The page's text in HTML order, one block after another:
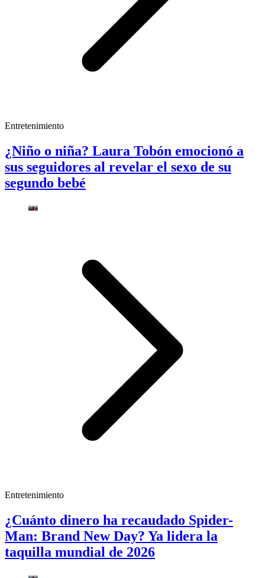
Entretenimiento
¿Niño o niña? Laura Tobón emocionó a
sus seguidores al revelar el sexo de su
segundo bebé
Entretenimiento
¿Cuánto dinero ha recaudado Spider-
Man: Brand New Day? Ya lidera la
taquilla mundial de 2026